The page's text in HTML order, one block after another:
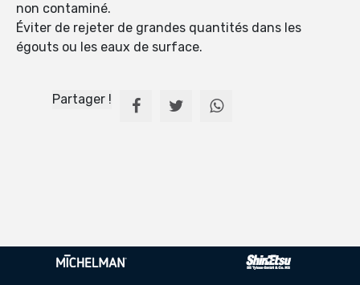
non contaminé.
Éviter de rejeter de grandes quantités dans les
égouts ou les eaux de surface.
Partager !